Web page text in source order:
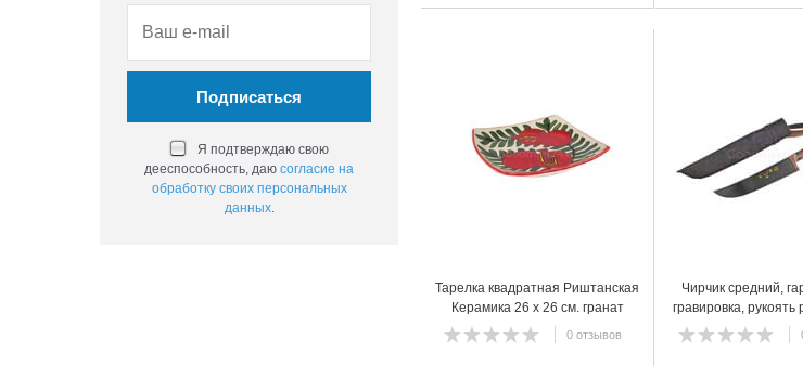
Я подтверждаю свою
дееспособность, даю согласие на
обработку своих персональных
данных.
Тарелка квадратная Риштанская
Керамика 26 х 26 см. гранат
0 отзывов
Чирчик средний,
гравировка, рукоять
клинок ШХ15 15
длинна 30